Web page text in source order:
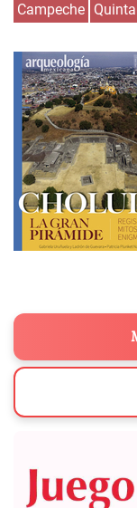
Campeche